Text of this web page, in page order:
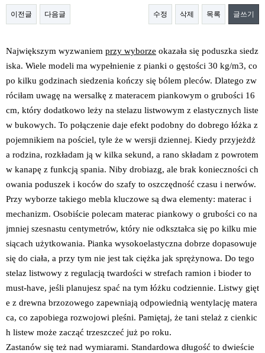
이전글 다음글 수정 삭제 목록 글쓰기
Największym wyzwaniem przy wyborze okazała się poduszka siedz
iska. Wiele modeli ma wypełnienie z pianki o gęstości 30 kg/m3, co
po kilku godzinach siedzenia kończy się bólem pleców. Dlatego zw
róciłam uwagę na wersalkę z materacem piankowym o grubości 16
cm, który dodatkowo leży na stelazu listwowym z elastycznych liste
w bukowych. To połączenie daje efekt podobny do dobrego łóżka z
pojemnikiem na pościel, tyle że w wersji dziennej. Kiedy przyjeżdż
a rodzina, rozkładam ją w kilka sekund, a rano składam z powrotem
w kanapę z funkcją spania. Niby drobiazg, ale brak konieczności ch
owania poduszek i koców do szafy to oszczędność czasu i nerwów.
Przy wyborze takiego mebla kluczowe są dwa elementy: materac i
mechanizm. Osobiście polecam materac piankowy o grubości co na
jmniej szesnastu centymetrów, który nie odkształca się po kilku mie
siącach użytkowania. Pianka wysokoelastyczna dobrze dopasowuje
się do ciała, a przy tym nie jest tak ciężka jak sprężynowa. Do tego
stelaz listwowy z regulacją twardości w strefach ramion i bioder to
must-have, jeśli planujesz spać na tym łóżku codziennie. Listwy gięt
e z drewna brzozowego zapewniają odpowiednią wentylację matera
ca, co zapobiega rozwojowi pleśni. Pamiętaj, że tani stelaż z cienkic
h listew może zacząć trzeszczeć już po roku.
Zastanów się też nad wymiarami. Standardowa długość to dwieście